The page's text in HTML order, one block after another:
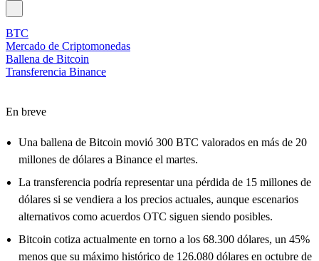
BTC
Mercado de Criptomonedas
Ballena de Bitcoin
Transferencia Binance
En breve
Una ballena de Bitcoin movió 300 BTC valorados en más de 20
millones de dólares a Binance el martes.
La transferencia podría representar una pérdida de 15 millones de
dólares si se vendiera a los precios actuales, aunque escenarios
alternativos como acuerdos OTC siguen siendo posibles.
Bitcoin cotiza actualmente en torno a los 68.300 dólares, un 45%
menos que su máximo histórico de 126.080 dólares en octubre de